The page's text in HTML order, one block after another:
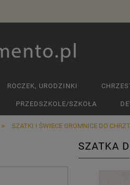
ROCZEK, URODZINKI
PRZEDSZKOLE/SZKOŁA
» SZATKI I ŚWIECE GROMNICE DO
SZATKA